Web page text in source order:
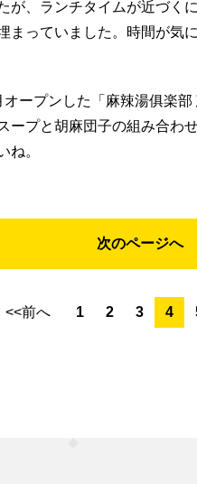
が、ランチタイムが近づく
まっていました。時間が気
ープンした「麻辣湯俱楽
ープと胡麻団子の組み合わ
ね。
次のページへ
<<前へ 1 2 3 4